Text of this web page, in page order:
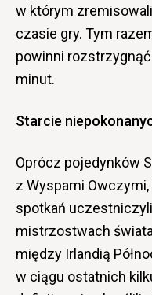
w którym
czasie gry. Tym
powinni
minut.
Starcie
Oprócz pojedynków
z Wyspami
spotkań
mistrzostwach
między Irlandią
w ciągu ostatnich